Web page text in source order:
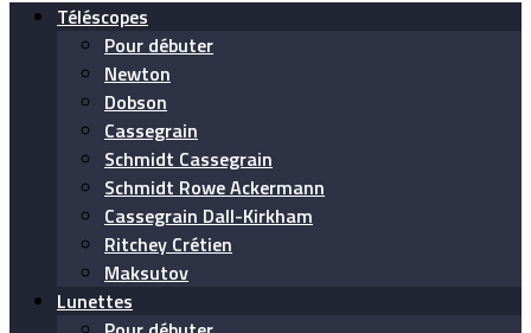
Téléscopes
Pour débuter
Newton
Dobson
Cassegrain
Schmidt Cassegrain
Schmidt Rowe Ackermann
Cassegrain Dall-Kirkham
Ritchey Crétien
Maksutov
Lunettes